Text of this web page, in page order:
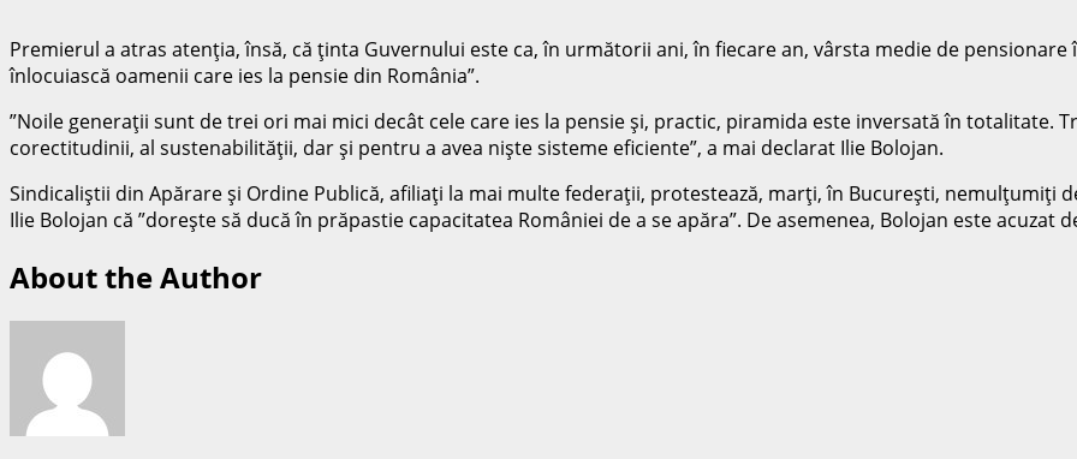
Premierul a atras atenţia, însă, că ţinta Guvernului este ca, în următorii ani, în fiecare an, vârsta medie de pensionare
înlocuiască oamenii care ies la pensie din România”.
”Noile generaţii sunt de trei ori mai mici decât cele care ies la pensie şi, practic, piramida este inversată în totalitate.
corectitudinii, al sustenabilităţii, dar şi pentru a avea nişte sisteme eficiente”, a mai declarat Ilie Bolojan.
Sindicaliştii din Apărare şi Ordine Publică, afiliaţi la mai multe federaţii, protestează, marţi, în Bucureşti, nemulţumiţi
Ilie Bolojan că ”doreşte să ducă în prăpastie capacitatea României de a se apăra”. De asemenea, Bolojan este acuzat
About the Author